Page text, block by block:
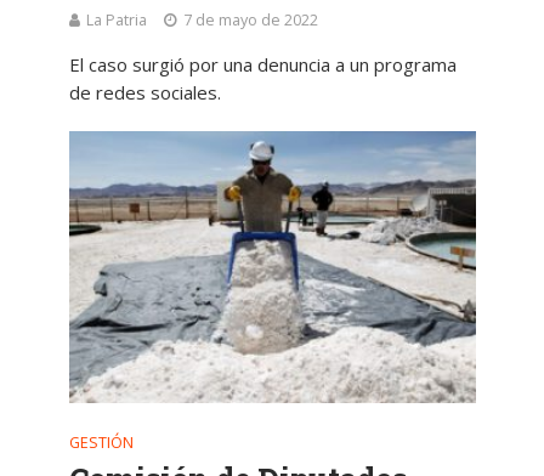
La Patria 7 de mayo de 2022
El caso surgió por una denuncia a un programa
de redes sociales.
GESTIÓN